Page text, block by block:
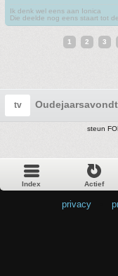
Ik denk wel eens aan Ionica
Die deelde nog eens staart tot
1 2 3
tv
steun
Index Actief
privacy